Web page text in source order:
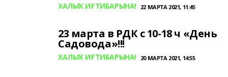
ХАЛЫҠ ИҒТИБАРЫНА! 22 МАРТА 2021, 11:45
23 марта в РДК с 10-18 ч «День
Садовода»!!!
ХАЛЫҠ ИҒТИБАРЫНА! 20 МАРТА 2021, 14:55